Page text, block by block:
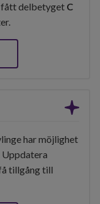
fått delbetyget C
har möjlighet
tillgång till